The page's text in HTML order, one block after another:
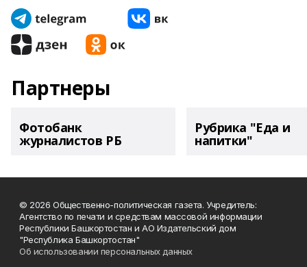
Партнеры
Фотобанк
журналистов РБ
Рубрика "Еда и
напитки"
© 2026 Общественно-политическая газета. Учредитель:
Агентство по печати и средствам массовой информации
Республики Башкортостан и АО Издательский дом
"Республика Башкортостан"
Об использовании персональных данных